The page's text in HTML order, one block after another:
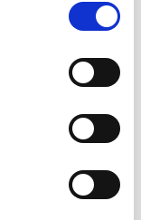
oct
15
oct